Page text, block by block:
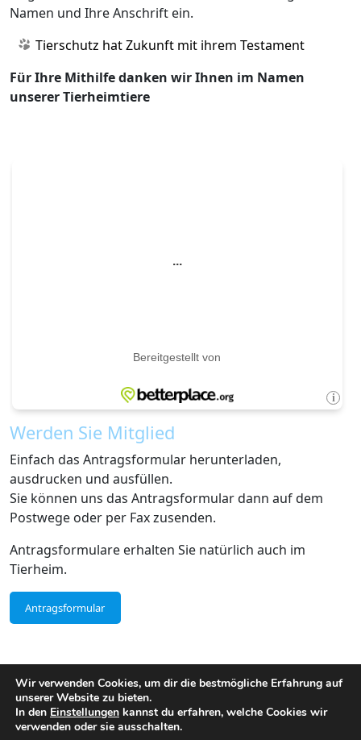
Namen und Ihre Anschrift ein.
Tierschutz hat Zukunft mit ihrem Testament
Für Ihre Mithilfe danken wir Ihnen im Namen
unserer Tierheimtiere
Werden Sie Mitglied
Einfach das Antragsformular herunterladen,
ausdrucken und ausfüllen.
Sie können uns das Antragsformular dann auf dem
Postwege oder per Fax zusenden.
Antragsformulare erhalten Sie natürlich auch im
Tierheim.
Antragsformular
Wir verwenden Cookies, um dir die bestmögliche Erfahrung auf
unserer Website zu bieten.
In den Einstellungen kannst du erfahren, welche Cookies wir
verwenden oder sie ausschalten.